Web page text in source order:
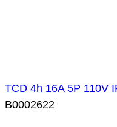
TCD 4h 16A 5P 110V
B0002622